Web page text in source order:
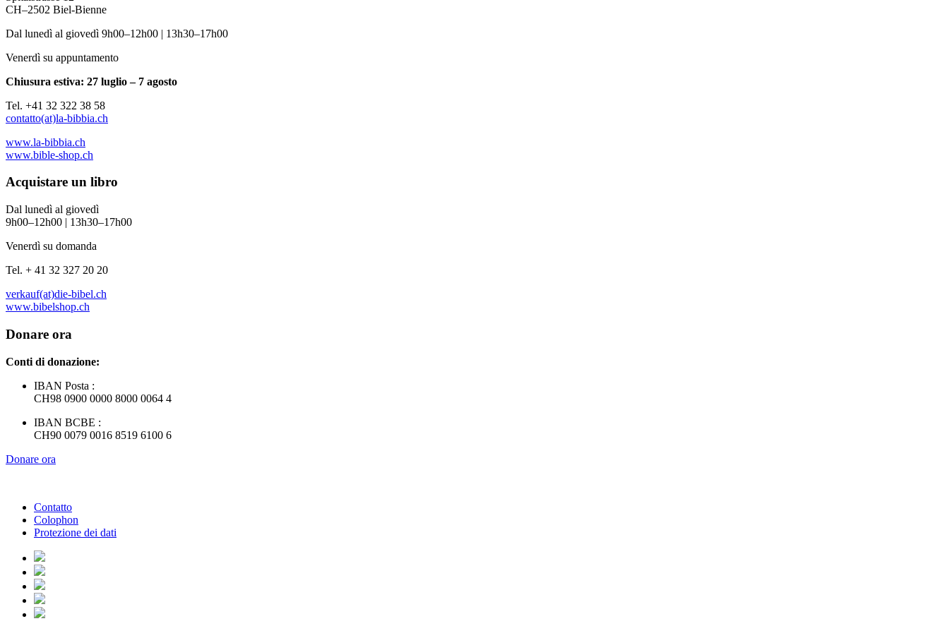
CH–2502 Biel-Bienne
Dal lunedì al giovedì 9h00–12h00 | 13h30–17h00
Venerdì su appuntamento
Chiusura estiva: 27 luglio – 7 agosto
Tel. +41 32 322 38 58
contatto(at)la-bibbia.ch
www.la-bibbia.ch
www.bible-shop.ch
Acquistare un libro
Dal lunedì al giovedì
9h00–12h00 | 13h30–17h00
Venerdì su domanda
Tel. + 41 32 327 20 20
verkauf(at)die-bibel.ch
www.bibelshop.ch
Donare ora
Conti di donazione:
IBAN Posta :
CH98 0900 0000 8000 0064 4
IBAN BCBE :
CH90 0079 0016 8519 6100 6
Donare ora
Contatto
Colophon
Protezione dei dati